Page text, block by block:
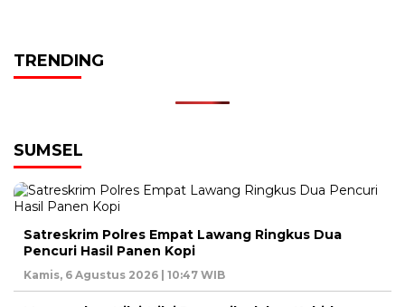
TRENDING
SUMSEL
Satreskrim Polres Empat Lawang Ringkus Dua
Pencuri Hasil Panen Kopi
Kamis, 6 Agustus 2026 | 10:47 WIB